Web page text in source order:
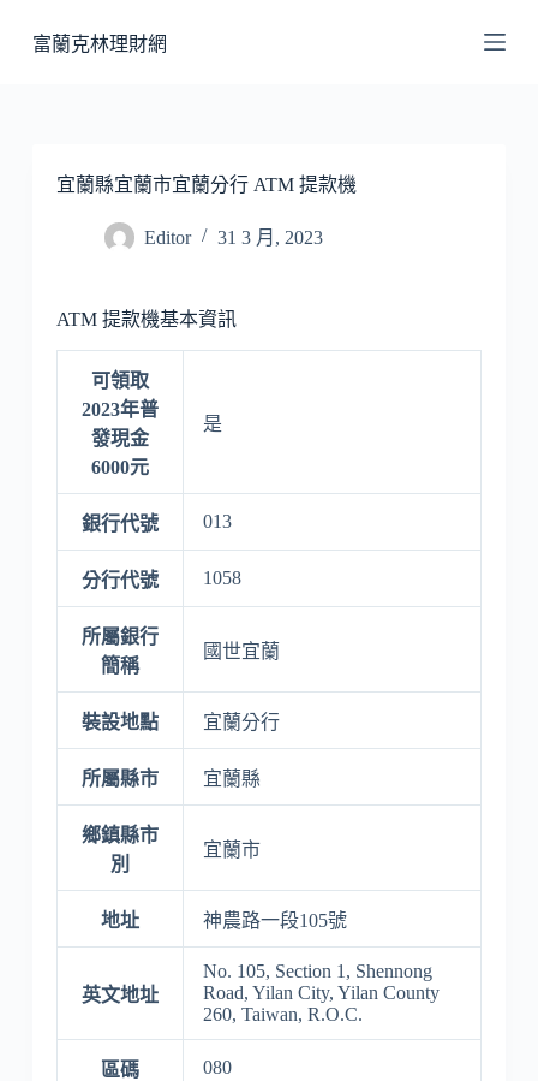
至
富蘭克林理財網
宜蘭縣宜蘭市宜蘭分行 ATM 提款機
Editor 31 3 月, 2023
ATM 提款機基本資訊
可領取
2023年普
發現金
6000元
是
銀行代號 013
分行代號 1058
所屬銀行
簡稱
國世宜蘭
裝設地點 宜蘭分行
所屬縣市 宜蘭縣
鄉鎮縣市
別
宜蘭市
地址 神農路一段105號
英文地址
No. 105, Section 1, Shennong
Road, Yilan City, Yilan County
260, Taiwan, R.O.C.
區碼 080